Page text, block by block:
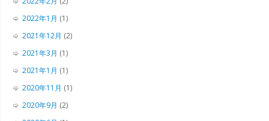
2022年1月 (1)
2021年12月 (2)
2021年3月 (1)
2021年1月 (1)
2020年11月 (1)
2020年9月 (2)